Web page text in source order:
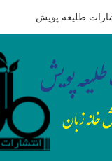
طلیعه پویش
ای که امروز برای خرید